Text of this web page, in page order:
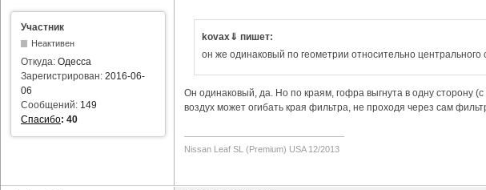
Участник
Неактивен
Откуда: Одесса
Зарегистрирован: 2016-06-
06
Сообщений: 149
Спасибо: 40
kovax⇓ пишет:
он же одинаковый по геометрии относительно центрального
Он одинаковый, да. Но по краям, гофра выгнута в одну сторону
воздух может огибать края фильтра, не проходя через сам
Nissan Leaf SL (Premium) USA 12/2013